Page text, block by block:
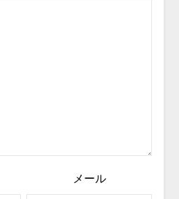
メール